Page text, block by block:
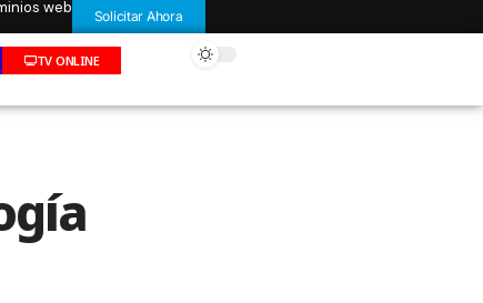
web Solicitar Ahora
TV ONLINE